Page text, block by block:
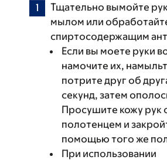
Тщательно вымойте
мылом или
спиртосодержащим
Если вы моете руки
намочите их,
потрите друг об
секунд, затем
Просушите кожу рук
полотенцем и
помощью того же
При использовании